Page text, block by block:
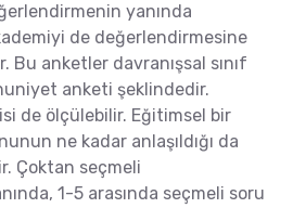
yanında
de değerlendirmesine
Bu anketler davranışsal sınıf
anketi şeklindedir.
de ölçülebilir. Eğitimsel bir
ne kadar anlaşıldığı da
Çoktan seçmeli
1-5 arasında seçmeli soru